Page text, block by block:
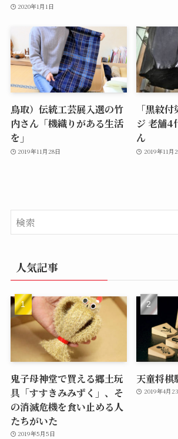
2020年1月1日
鳥取）伝統工芸展入選の竹
内さん「機織りがある生活
を」
2019年11月28日
「黒紋
ジ 老舗4
ん
2019年11月
人気記事
鬼子母神堂で買える郷土玩
具「すすきみみずく」、そ
の消滅危機を食い止める人
たちがいた
2019年5月5日
天童将棋
2019年4月